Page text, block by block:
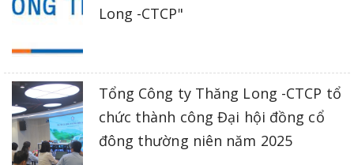
Long -CTCP"
Tổng Công ty Thăng Long -CTCP tổ
chức thành công Đại hội đồng cổ
đông thường niên năm 2025